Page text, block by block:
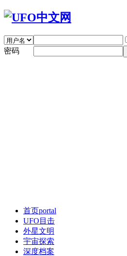
密码
首页portal
UFO目击
外星文明
宇宙探索
深度档案